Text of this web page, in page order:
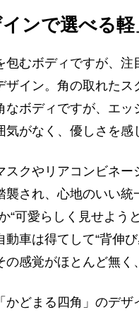
インで選べる
むボディですが、注
ザイン。角の取れた
なボディですが、エ
気がなく、優しさを感
クやリアコンビネー
襲され、心地のいい
“可愛らしく見せよう
動車は得てして“背伸
の感覚がほとんど無く
どまる四角」のデザ